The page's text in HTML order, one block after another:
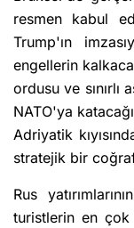
resmen kabul
Trump'ın
engellerin
ordusu ve sınırlı
NATO'ya
Adriyatik
stratejik bir
Rus
turistlerin en çok